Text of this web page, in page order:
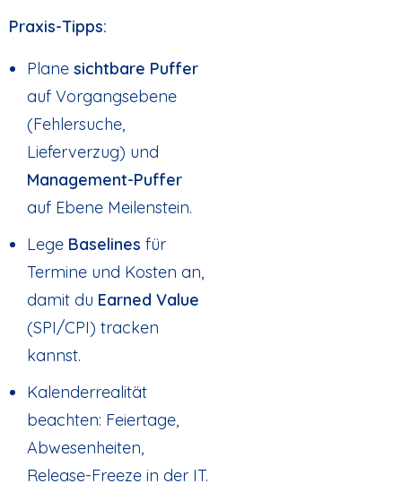
Praxis-Tipps:
Plane sichtbare Puffer
auf Vorgangsebene
(Fehlersuche,
Lieferverzug) und
Management-Puffer
auf Ebene Meilenstein.
Lege Baselines für
Termine und Kosten an,
damit du Earned Value
(SPI/CPI) tracken
kannst.
Kalenderrealität
beachten: Feiertage,
Abwesenheiten,
Release-Freeze in der IT.